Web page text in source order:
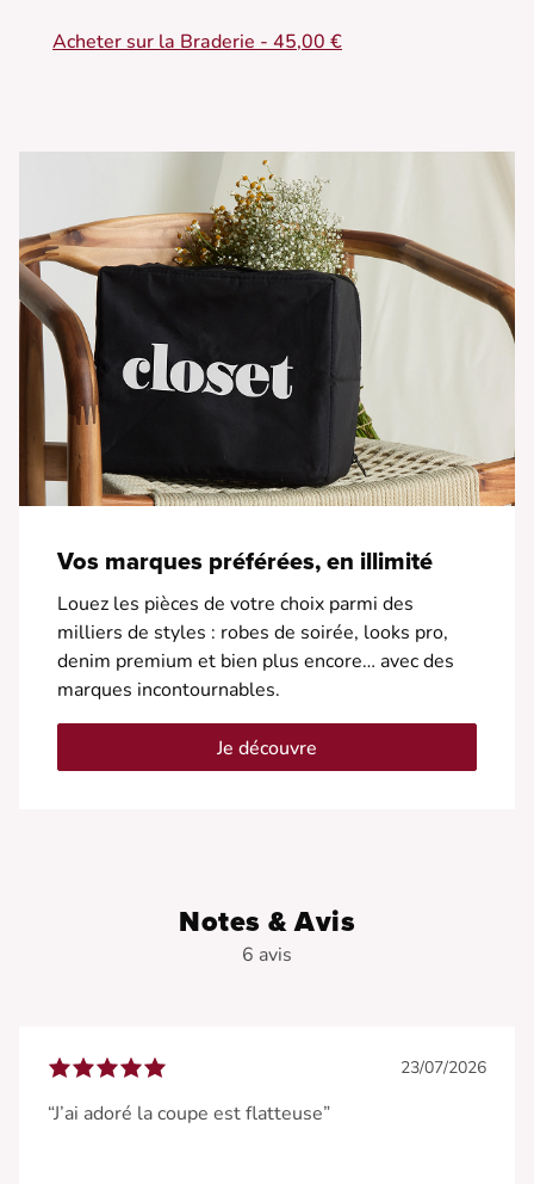
• Jupe en coton biologique
• Délavage denim
Acheter sur la Braderie - 45,00 €
Vos marques préférées, en illimité
Louez les pièces de votre choix parmi des
milliers de styles : robes de soirée, looks pro,
denim premium et bien plus encore… avec des
marques incontournables.
Je découvre
Notes & Avis
6 avis
23/07/2026
“J’ai adoré la coupe est flatteuse”